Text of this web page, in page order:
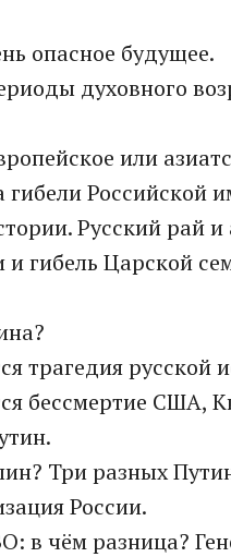
опасное будущее.
духовного
или
гибели Российской
Русский рай
гибель Царской
трагедия русской
бессмертие США,
Три разных
России.
в чём разница?